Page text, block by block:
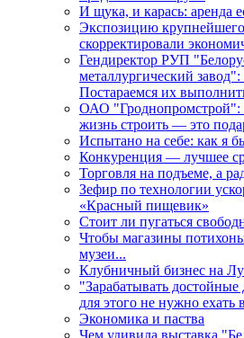
И щука, и карась: аренда
Экспозицию
скорректировали
Гендиректор РУП
металлургический
Постараемся их
ОАО "Гроднопромстрой":
жизнь строить — это
Испытано на себе: как я
Конкуренция — лучшее
Торговля на подъеме, а
Зефир по технологии
«Красный пищевик»
Стоит ли пугаться
Чтобы магазины
музеи...
Клубничный бизнес на
"Зарабатывать
для этого не нужно ехать
Экономика и паства